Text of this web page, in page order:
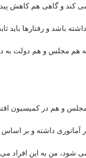
کند و گاهی هم کاهش
باشد و رفتارها باید
هم مجلس و هم دولت به
و هم در کمیسیون
آماتوری داشته و بر
شود، من به این افراد می